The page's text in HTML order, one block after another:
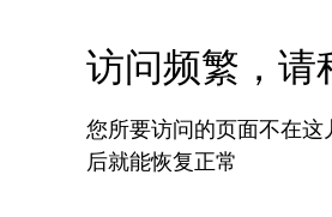
访问频繁，请
您所要访问的页面不在
后就能恢复正常